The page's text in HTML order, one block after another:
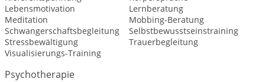
Lebensmotivation
Lernberatung
Meditation
Mobbing-Beratung
Schwangerschaftsbegleitung
Selbstbewusstseinstraining
Stressbewältigung
Trauerbegleitung
Visualisierungs-Training
Psychotherapie